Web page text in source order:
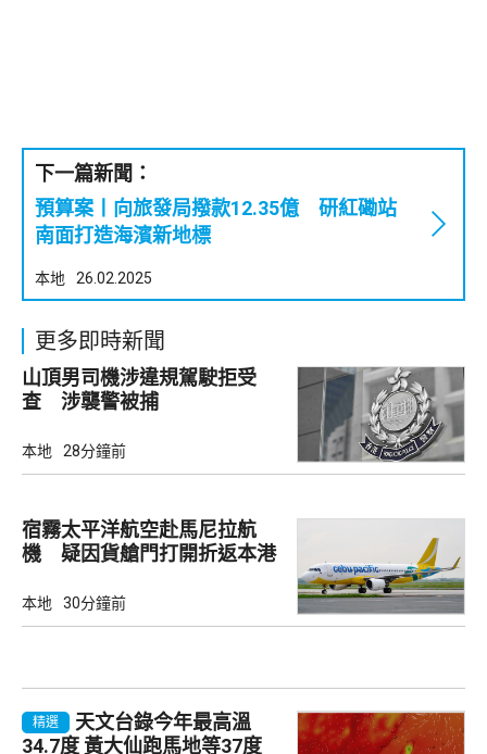
下一篇新聞：
預算案丨向旅發局撥款12.35億 研紅磡站
南面打造海濱新地標
本地 26.02.2025
更多即時新聞
山頂男司機涉違規駕駛拒受
查 涉襲警被捕
本地 28分鐘前
宿霧太平洋航空赴馬尼拉航
機 疑因貨艙門打開折返本港
本地 30分鐘前
精選
天文台錄今年最高溫
34.7度 黃大仙跑馬地等37度